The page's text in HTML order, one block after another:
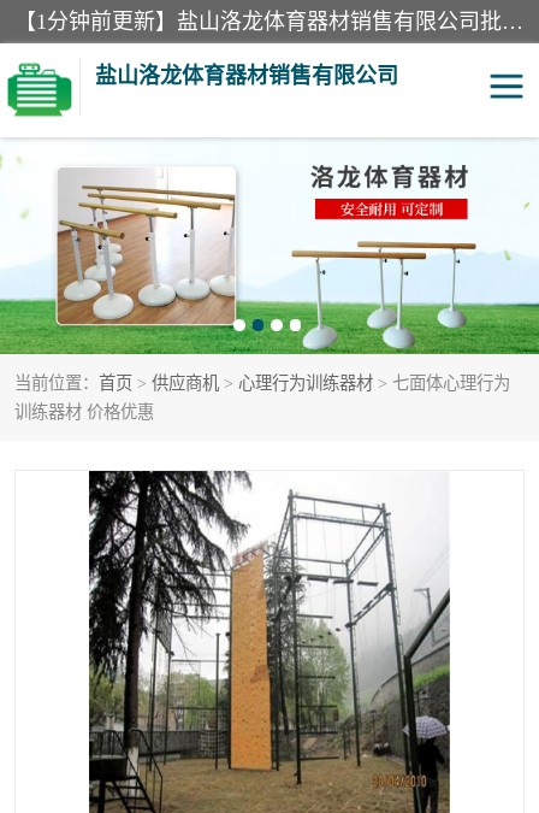
【1分钟前更新】盐山洛龙体育器材销售有限公司批量供应：300米障碍器材、400米障碍器材、部队训练器材、双杠、体操垫、舞蹈把杆等产品。盐山洛龙体育器材销售有限公司经过多年的发展，集研发，生产，销售，售后服务为一体. 奉行“质量，信誉，服务”的宗旨，以开拓创新的精神和真诚守信的态度积极进取。
盐山洛龙体育器材销售有限公司
当前位置： 首页 > 供应商机 > 心理行为训练器材 > 七面体心理行为
训练器材 价格优惠
单双杠 舞蹈把杆
400米障碍器材 体操垫
300米障碍器材 攀爬架
塑胶跑道 400米障碍器材1